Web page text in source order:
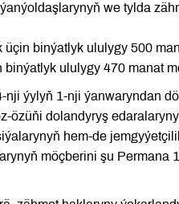
we tylda
binýatlyk ululygy 500
ululygy 470 manat
ýylyň 1-nji ýanwaryndan
özüňi dolandyryş
hem-de
möçberini şu